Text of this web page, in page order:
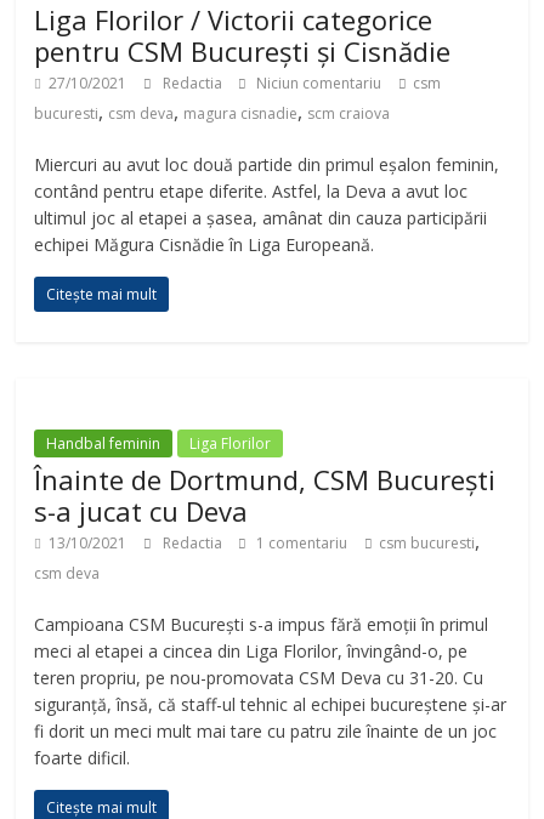
Liga Florilor / Victorii categorice
pentru CSM București și Cisnădie
27/10/2021 Redactia Niciun comentariu
csm
bucuresti, csm deva, magura cisnadie, scm craiova
Miercuri au avut loc două partide din primul eșalon feminin,
contând pentru etape diferite. Astfel, la Deva a avut loc
ultimul joc al etapei a șasea, amânat din cauza participării
echipei Măgura Cisnădie în Liga Europeană.
Citește mai mult
Handbal feminin Liga Florilor
Înainte de Dortmund, CSM București
s-a jucat cu Deva
13/10/2021 Redactia 1 comentariu csm bucuresti,
csm deva
Campioana CSM București s-a impus fără emoții în primul
meci al etapei a cincea din Liga Florilor, învingând-o, pe
teren propriu, pe nou-promovata CSM Deva cu 31-20. Cu
siguranță, însă, că staff-ul tehnic al echipei bucureștene și-ar
fi dorit un meci mult mai tare cu patru zile înainte de un joc
foarte dificil.
Citește mai mult